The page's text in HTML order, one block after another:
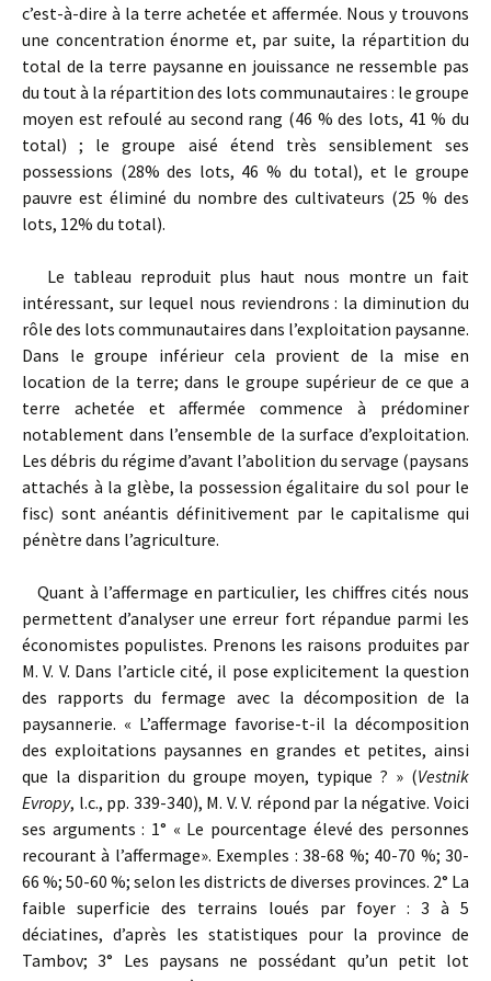
c’est-à-dire à la terre achetée et affermée. Nous y trouvons
une concentration énorme et, par suite, la répartition du
total de la terre paysanne en jouissance ne ressemble pas
du tout à la répartition des lots communautaires : le groupe
moyen est refoulé au second rang (46 % des lots, 41 % du
total) ; le groupe aisé étend très sensiblement ses
possessions (28% des lots, 46 % du total), et le groupe
pauvre est éliminé du nombre des cultivateurs (25 % des
lots, 12% du total).
Le tableau reproduit plus haut nous montre un fait
intéressant, sur lequel nous reviendrons : la diminution du
rôle des lots communautaires dans l’exploitation paysanne.
Dans le groupe inférieur cela provient de la mise en
location de la terre; dans le groupe supérieur de ce que a
terre achetée et affermée commence à prédominer
notablement dans l’ensemble de la surface d’exploitation.
Les débris du régime d’avant l’abolition du servage (paysans
attachés à la glèbe, la possession égalitaire du sol pour le
fisc) sont anéantis définitivement par le capitalisme qui
pénètre dans l’agriculture.
Quant à l’affermage en particulier, les chiffres cités nous
permettent d’analyser une erreur fort répandue parmi les
économistes populistes. Prenons les raisons produites par
M. V. V. Dans l’article cité, il pose explicitement la question
des rapports du fermage avec la décomposition de la
paysannerie. « L’affermage favorise-t-il la décomposition
des exploitations paysannes en grandes et petites, ainsi
que la disparition du groupe moyen, typique ? » (Vestnik
Evropy, l.c., pp. 339-340), M. V. V. répond par la négative. Voici
ses arguments : 1° « Le pourcentage élevé des personnes
recourant à l’affermage». Exemples : 38-68 %; 40-70 %; 30-
66 %; 50-60 %; selon les districts de diverses provinces. 2° La
faible superficie des terrains loués par foyer : 3 à 5
déciatines, d’après les statistiques pour la province de
Tambov; 3° Les paysans ne possédant qu’un petit lot